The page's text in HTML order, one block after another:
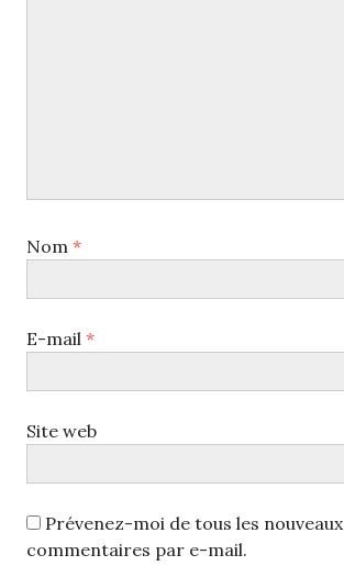
Nom *
E-mail *
Site web
Prévenez-moi de tous les nouveaux
commentaires par e-mail.